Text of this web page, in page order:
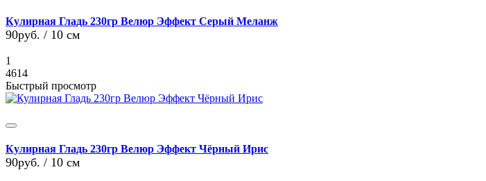
Кулирная Гладь 230гр Велюр Эффект Серый Меланж
90руб. / 10 см
1
4614
Быстрый просмотр
Кулирная Гладь 230гр Велюр Эффект Чёрный Ирис
90руб. / 10 см